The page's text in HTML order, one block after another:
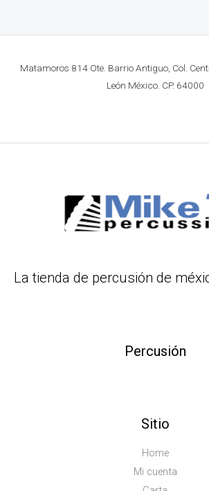
Matamoros 814 Ote. Barrio Antiguo, Col.
León México. CP. 64000
La tienda de percusión de
Percusión
Sitio
Home
Mi cuenta